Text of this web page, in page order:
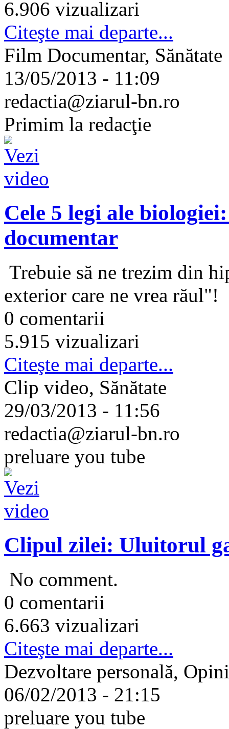
6.906 vizualizari
Citeşte mai departe...
Film Documentar, Sănătate
13/05/2013 - 11:09
redactia@ziarul-bn.ro
Primim la redacţie
Cele 5 legi ale
documentar
Trebuie să ne trezim din
exterior care ne vrea răul"!
0 comentarii
5.915 vizualizari
Citeşte mai departe...
Clip video, Sănătate
29/03/2013 - 11:56
redactia@ziarul-bn.ro
preluare you tube
Clipul zilei: Uluitorul
No comment.
0 comentarii
6.663 vizualizari
Citeşte mai departe...
Dezvoltare personală,
06/02/2013 - 21:15
preluare you tube